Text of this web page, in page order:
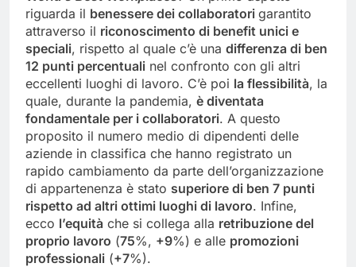
riguarda il benessere dei collaboratori garantito
attraverso il riconoscimento di benefit unici e
speciali, rispetto al quale c’è una differenza di ben
12 punti percentuali nel confronto con gli altri
eccellenti luoghi di lavoro. C’è poi la flessibilità, la
quale, durante la pandemia, è diventata
fondamentale per i collaboratori. A questo
proposito il numero medio di dipendenti delle
aziende in classifica che hanno registrato un
rapido cambiamento da parte dell’organizzazione
di appartenenza è stato superiore di ben 7 punti
rispetto ad altri ottimi luoghi di lavoro. Infine,
ecco l’equità che si collega alla retribuzione del
proprio lavoro (75%, +9%) e alle promozioni
professionali (+7%).